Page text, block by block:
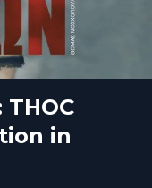
in